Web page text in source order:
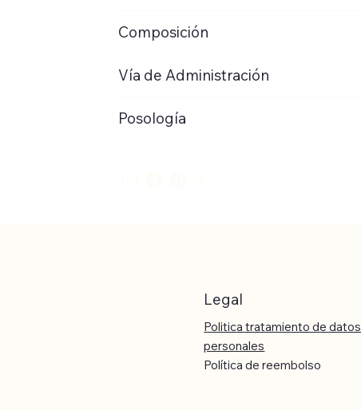
Composición
Vía de Administración
Posología
Legal
Politica tratamiento de datos
personales
Política de reembolso